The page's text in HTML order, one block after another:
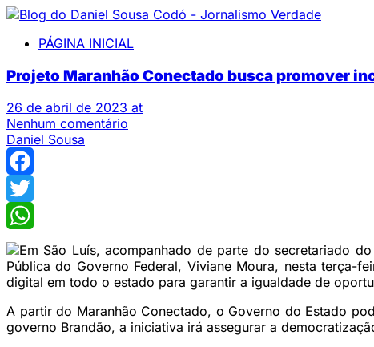
PÁGINA INICIAL
Projeto Maranhão Conectado busca promover
26 de abril de 2023 at
Nenhum comentário
Daniel Sousa
Facebook
Twitter
WhatsApp
Em São Luís, acompanhado de parte do secretariado
Pública do Governo Federal, Viviane Moura, nesta terça-
digital em todo o estado para garantir a igualdade de
A partir do Maranhão Conectado, o Governo do Estado
governo Brandão, a iniciativa irá assegurar a